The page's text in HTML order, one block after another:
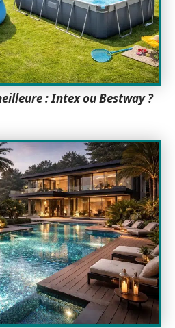
: Intex ou Bestway ?